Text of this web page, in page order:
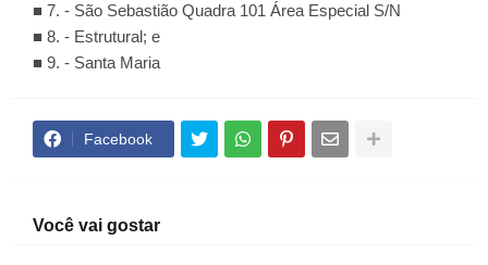
■ 7. - São Sebastião Quadra 101 Área Especial S/N
■ 8. - Estrutural; e
■ 9. - Santa Maria
Facebook
Você vai gostar